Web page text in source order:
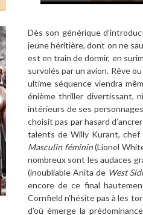
Dès son générique d’
jeune héritière, dont on ne
est en train de dormir, en
survolés par un avion. Rêve
ultime séquence viendra mê
énième thriller divertissant,ni
intérieurs de ses
choisit pas par hasard
talents de Willy Kurant, chef
Masculin féminin(Lionel
nombreux sont les audaces
(inoubliable Anita de West
encore de ce final
Cornfield n’hésite pasàles
d’où émerge la